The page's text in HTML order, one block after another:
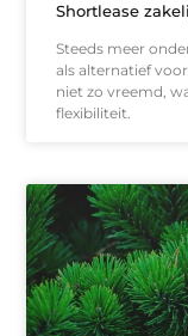
Shortlease
Steeds meer
als alternatief
niet zo vreemd,
flexibiliteit.